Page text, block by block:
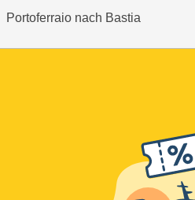
Portoferraio nach Bastia